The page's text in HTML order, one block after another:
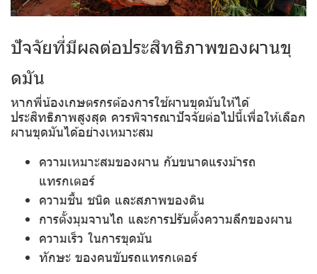
ปัจจัยที่มีผลต่อประสิทธิภาพของผานขุ
ดมัน
หากพี่น้องเกษตรกรต้องการใช้ผานขุดมันให้ได้
ประสิทธิภาพสูงสุด ควรพิจารณาปัจจัยต่อไปนี้เพื่อให้เลือก
ผานขุดมันได้อย่างเหมาะสม
ความเหมาะสมของผาน กับขนาดแรงม้ารถ
แทรกเตอร์
ความชื้น ชนิด และสภาพของดิน
การตั้งมุมจานไถ และการปรับตั้งความลึกของผาน
ความเร็ว ในการขุดมัน
ทักษะ ของคนขับรถแทรกเตอร์